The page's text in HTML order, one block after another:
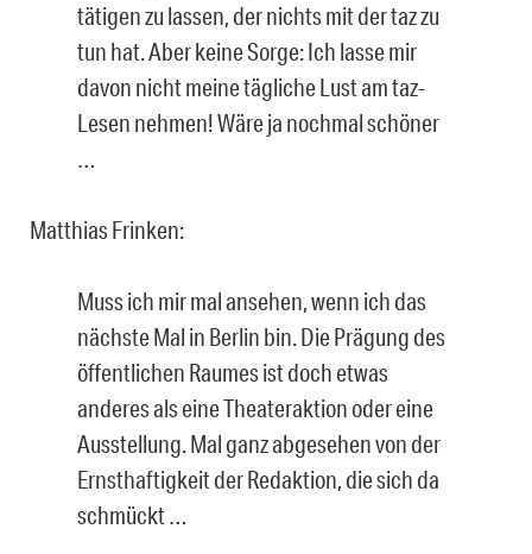
tätigen zu lassen, der nichts mit der taz zu
tun hat. Aber keine Sorge: Ich lasse mir
davon nicht meine tägliche Lust am taz-
Lesen nehmen! Wäre ja nochmal schöner
…
Matthias Frinken:
Muss ich mir mal ansehen, wenn ich das
nächste Mal in Berlin bin. Die Prägung des
öffentlichen Raumes ist doch etwas
anderes als eine Theateraktion oder eine
Ausstellung. Mal ganz abgesehen von der
Ernsthaftigkeit der Redaktion, die sich da
schmückt …